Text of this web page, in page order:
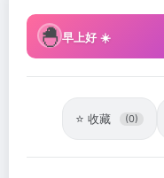
🐣早上好 ☀️
⭐ 收藏 (0)